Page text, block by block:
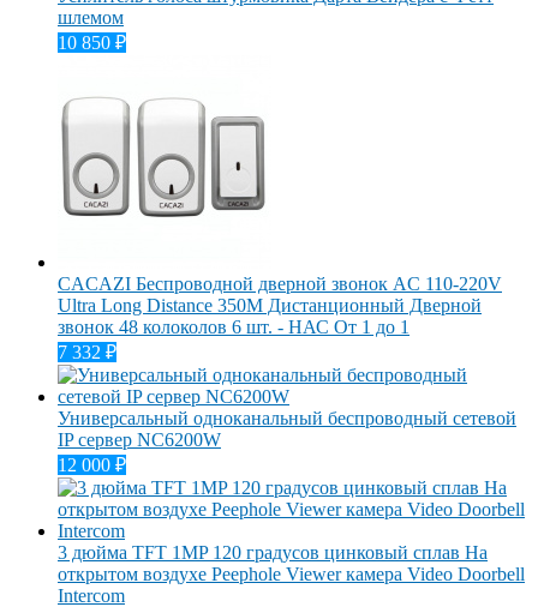
шлемом
10 850 ₽
CACAZI Беспроводной дверной звонок AC 110-220V
Ultra Long Distance 350M Дистанционный Дверной
звонок 48 колоколов 6 шт. - НАС От 1 до 1
7 332 ₽
Универсальный одноканальный беспроводный сетевой
IP сервер NC6200W
12 000 ₽
3 дюйма TFT 1MP 120 градусов цинковый сплав На
открытом воздухе Peephole Viewer камера Video Doorbell
Intercom